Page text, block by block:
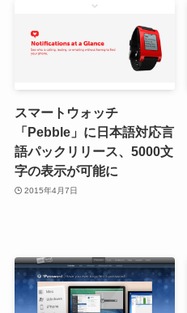
スマートウォッチ
「Pebble」に日本語対応言
語パックリリース、5000文
字の表示が可能に
2015年4月7日